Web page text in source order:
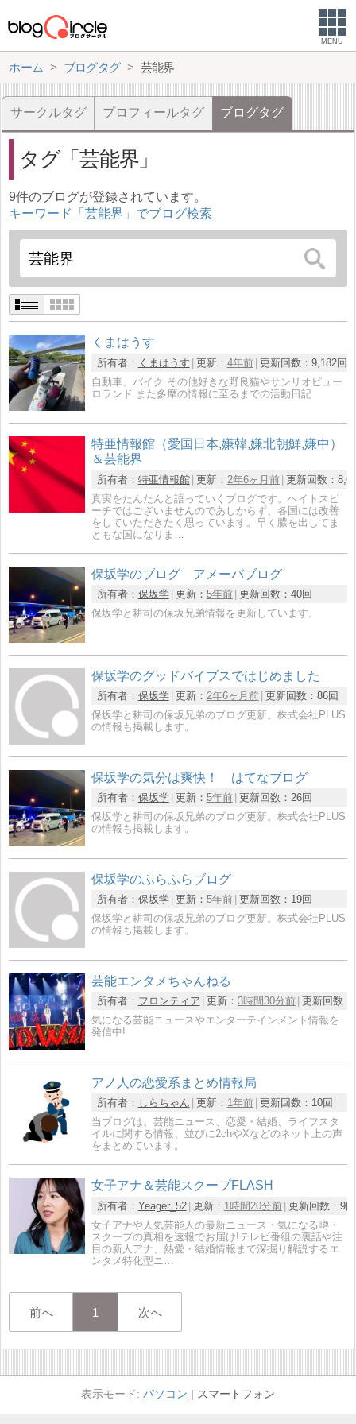
MENU
ホーム ブログタグ 芸能界
サークルタグ プロフィールタグ ブログタグ
タグ 芸能界
9件のブログが登録されています。
キーワード「芸能界」でブログ検索
くまはうす
所有者： くまはうす 更新： 4年前 更新回数： 9,182回
自動車、バイク その他好きな野良猫やサンリオピュー
ロランド また多摩の情報に至るまでの活動日記
特亜情報館（愛国日本,嫌韓,嫌北朝鮮,嫌中）
＆芸能界
所有者： 特亜情報館 更新： 2年6ヶ月前 更新回数：
真実をたんたんと語っていくブログです。ヘイトスピ
ーチではございませんのであしからず、各国には改善
をしていただきたく思っています。早く膿を出してま
ともな国になりま…
保坂学のブログ アメーバブログ
所有者： 保坂学 更新： 5年前 更新回数： 40回
保坂学と耕司の保坂兄弟情報を更新しています。
保坂学のグッドバイブスではじめました
所有者： 保坂学 更新： 2年6ヶ月前 更新回数： 86回
保坂学と耕司の保坂兄弟のブログ更新。株式会社PLUS
の情報も掲載します。
保坂学の気分は爽快！ はてなブログ
所有者： 保坂学 更新： 5年前 更新回数： 26回
保坂学と耕司の保坂兄弟のブログ更新。株式会社PLUS
の情報も掲載します。
保坂学のふらふらブログ
所有者： 保坂学 更新： 5年前 更新回数： 19回
保坂学と耕司の保坂兄弟のブログ更新。株式会社PLUS
の情報も掲載します。
芸能エンタメちゃんねる
所有者： フロンティア 更新： 3時間30分前 更新回数：
気になる芸能ニュースやエンターテインメント情報を
発信中!
アノ人の恋愛系まとめ情報局
所有者： しらちゃん 更新： 1年前 更新回数： 10回
当ブログは、芸能ニュース、恋愛・結婚、ライフスタ
イルに関する情報、並びに2chやXなどのネット上の声
をまとめています。
女子アナ＆芸能スクープFLASH
所有者： Yeager_52 更新： 1時間20分前 更新回数： 9回
女子アナや人気芸能人の最新ニュース・気になる噂・
スクープの真相を速報でお届け!テレビ番組の裏話や注
目の新人アナ、熱愛・結婚情報まで深掘り解説するエ
ンタメ特化型ニ…
前へ 1 次へ
パソコン スマートフォン